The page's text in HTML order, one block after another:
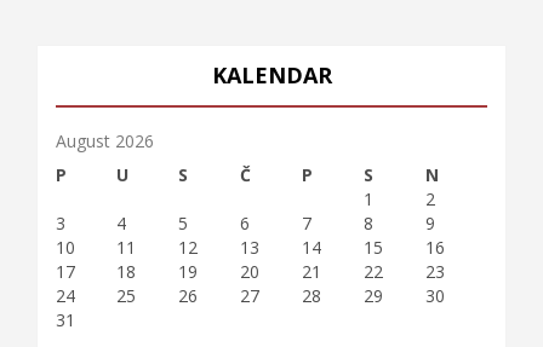
KALENDAR
August 2026
P
U S Č P S
N
1
2
3
4 5 6 7 8
9
10
11 12 13 14 15
16
17
18 19 20 21 22
23
24
25 26 27 28 29
30
31